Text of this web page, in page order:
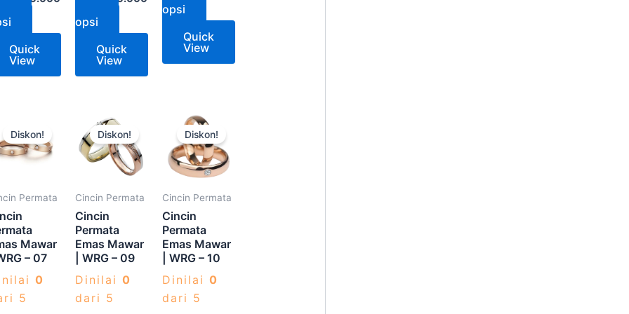
Quick
View
opsi
Quick
View
opsi
Quick
View
Diskon!
Permata
Mawar
– 07
0
5
ini
memiliki
varian.
ini
dapat
diambil
di
halaman
Diskon!
Cincin Permata
Cincin
Permata
Emas Mawar
| WRG – 09
Dinilai 0
dari 5
ini
memiliki
beberapa
varian.
ini
dapat
diambil
di
halaman
Diskon!
Cincin Permata
Cincin
Permata
Emas Mawar
| WRG – 10
Dinilai 0
dari 5
Produk
ini
memiliki
beberapa
varian.
ini
dapat
diambil
di